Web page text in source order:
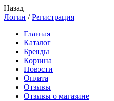
Назад
Логин /Регистрация
Главная
Каталог
Бренды
Корзина
Новости
Оплата
Отзывы
Отзывы о магазине